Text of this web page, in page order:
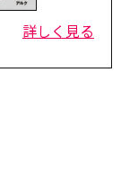
詳しく見る